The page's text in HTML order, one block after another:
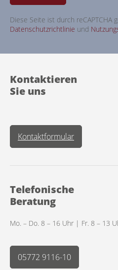
Diese Seite ist durch reCAPTCHA
Datenschutzrichtlinie und
Kontaktieren
Sie uns
Kontaktformular
Telefonische
Beratung
Mo. – Do. 8 – 16 Uhr | Fr. 8 – 13
05772 9116-10